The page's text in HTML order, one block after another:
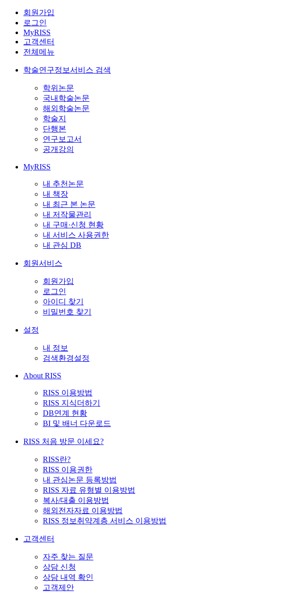
회원가입
로그인
MyRISS
고객센터
전체메뉴
학술연구정보서비스 검색
학위논문
국내학술논문
해외학술논문
학술지
단행본
연구보고서
공개강의
MyRISS
내 추천논문
내 책장
내 최근 본 논문
내 저작물관리
내 구매·신청 현황
내 서비스 사용권한
내 관심 DB
회원서비스
회원가입
로그인
아이디 찾기
비밀번호 찾기
설정
내 정보
검색환경설정
About RISS
RISS 이용방법
RISS 지식더하기
DB연계 현황
BI 및 배너 다운로드
RISS 처음 방문 이세요?
RISS란?
RISS 이용권한
내 관심논문 등록방법
RISS 자료 유형별 이용방법
복사/대출 이용방법
해외전자자료 이용방법
RISS 정보취약계층 서비스 이용방법
고객센터
자주 찾는 질문
상담 신청
상담 내역 확인
고객제안